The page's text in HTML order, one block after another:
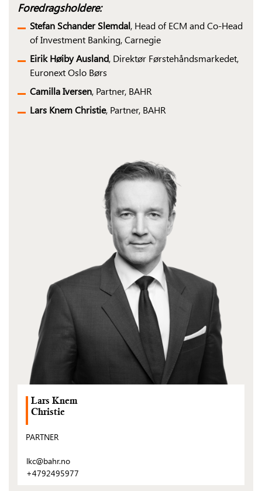
Foredragsholdere:
Stefan Schander Slemdal, Head of ECM and Co-Head
of Investment Banking, Carnegie
Eirik Høiby Ausland, Direktør Førstehåndsmarkedet,
Euronext Oslo Børs
Camilla Iversen, Partner, BAHR
Lars Knem Christie, Partner, BAHR
Lars Knem
Christie
PARTNER
lkc@bahr.no
+4792495977